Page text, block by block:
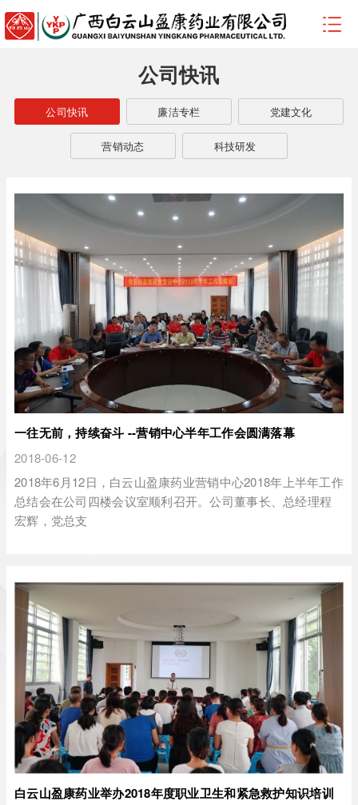
公司快讯
公司快讯 廉洁专栏 党建文化
营销动态 科技研发
一往无前，持续奋斗 --营销中心半年工作会圆满落幕
2018-06-12
2018年6月12日，白云山盈康药业营销中心2018年上半年工作
总结会在公司四楼会议室顺利召开。公司董事长、总经理程
宏辉，党总支
白云山盈康药业举办2018年度职业卫生和紧急救护知识培训